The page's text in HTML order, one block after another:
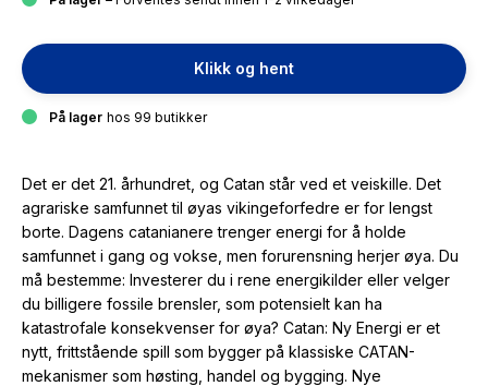
Klikk og hent
På lager hos 99 butikker
Det er det 21. århundret, og Catan står ved et veiskille. Det
agrariske samfunnet til øyas vikingeforfedre er for lengst
borte. Dagens catanianere trenger energi for å holde
samfunnet i gang og vokse, men forurensning herjer øya. Du
må bestemme: Investerer du i rene energikilder eller velger
du billigere fossile brensler, som potensielt kan ha
katastrofale konsekvenser for øya? Catan: Ny Energi er et
nytt, frittstående spill som bygger på klassiske CATAN-
mekanismer som høsting, handel og bygging. Nye